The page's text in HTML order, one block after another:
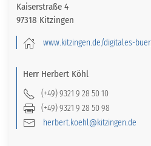
Kaiserstraße 4
97318 Kitzingen
www.kitzingen.de/digitales-
Herr Herbert Köhl
(+49) 9321 9 28 50 10
(+49) 9321 9 28 50 98
herbert.koehl@kitzingen.de